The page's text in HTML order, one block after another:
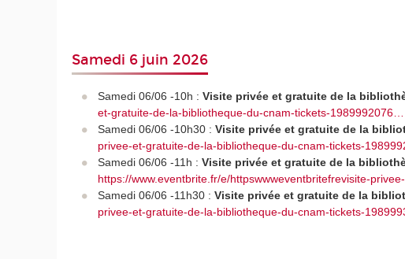
Samedi 6 juin 2026
Samedi 06/06 -10h : Visite privée et gratuite de la
et-gratuite-de-la-bibliotheque-du-cnam-tickets-1989992076…
Samedi 06/06 -10h30 : Visite privée et gratuite de la
privee-et-gratuite-de-la-bibliotheque-du-cnam-tickets-
Samedi 06/06 -11h : Visite privée et gratuite de la
https://www.eventbrite.fr/e/httpswwweventbritefrevisite-
Samedi 06/06 -11h30 : Visite privée et gratuite de la
privee-et-gratuite-de-la-bibliotheque-du-cnam-tickets-